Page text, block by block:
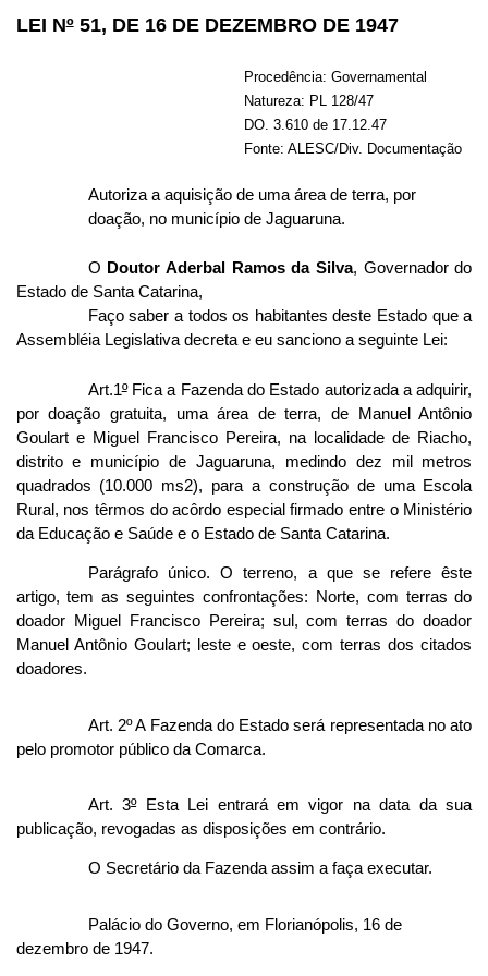
LEI Nº51, DE 16 DE DEZEMBRO DE 1947
Procedência: Governamental
Natureza: PL 128/47
DO. 3.610 de 17.12.47
Fonte: ALESC/Div. Documentação
Autoriza a aquisição de uma área de terra, por
doação, no município de Jaguaruna.
O Doutor Aderbal Ramos da Silva, Governador do
Estado de Santa Catarina,
Faço saber a todos os habitantes deste Estado que a
Assembléia Legislativa decreta e eu sanciono a seguinte Lei:
Art.1ºFica a Fazenda do Estado autorizada a adquirir,
por doação gratuita, uma área de terra, de Manuel Antônio
Goulart e Miguel Francisco Pereira, na localidade de Riacho,
distrito e município de Jaguaruna, medindo dez mil metros
quadrados (10.000 ms2), para a construção de uma Escola
Rural, nos têrmos do acôrdo especial firmado entre o Ministério
da Educação e Saúde e o Estado de Santa Catarina.
Parágrafo único. O terreno, a que se refere êste
artigo, tem as seguintes confrontações: Norte, com terras do
doador Miguel Francisco Pereira; sul, com terras do doador
Manuel Antônio Goulart; leste e oeste, com terras dos citados
doadores.
Art. 2º A Fazenda do Estado será representada no ato
pelo promotor público da Comarca.
Art. 3ºEsta Lei entrará em vigor na data da sua
publicação, revogadas as disposições em contrário.
O Secretário da Fazenda assim a faça executar.
Palácio do Governo, em Florianópolis, 16 de
dezembro de 1947.